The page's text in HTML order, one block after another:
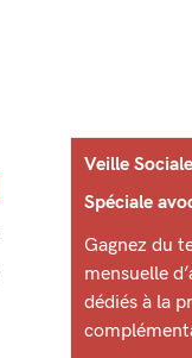
Veille
Spéciale
Gagnez du
mensuelle
dédiés à la